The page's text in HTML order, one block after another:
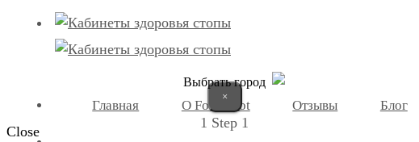
Выбрать город
×
1 Step 1
Главная О FormFoot Отзывы Блог
Close